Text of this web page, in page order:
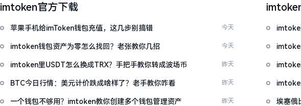
imtoken官方下载
苹果手机给imToken钱包充值，这几步别搞错 今天
imtoken钱包资产为零怎么找回？老张教你几招 今天
imtoken里USDT怎么换成TRX？手把手教你转成波场币 昨天
BTC今日行情：美元计价跌成啥样了？老手教你咋看 昨天
一个钱包不够用？imtoken教你创建多个钱包管理资产 昨天 埃塞俄